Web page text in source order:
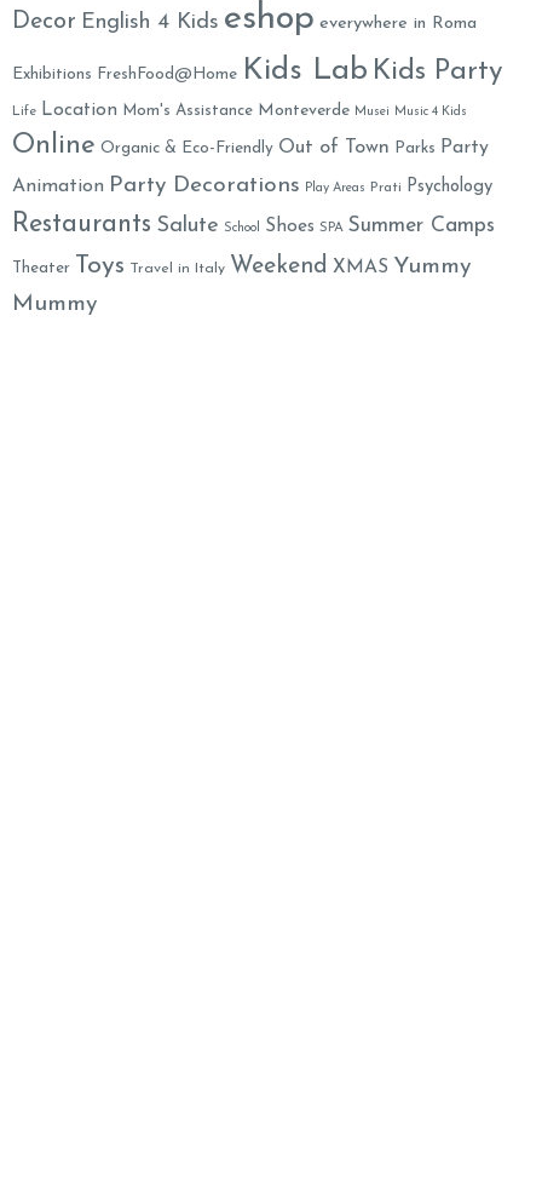
Decor English 4 Kids eshop everywhere in Roma
Exhibitions FreshFood@Home Kids Lab Kids Party
Life Location Mom's Assistance Monteverde Musei Music 4 Kids
Online Organic & Eco-Friendly Out of Town Parks Party
Animation Party Decorations Play Areas Prati Psychology
Restaurants Salute School Shoes SPA Summer Camps
Theater Toys Travel in Italy Weekend XMAS Yummy
Mummy